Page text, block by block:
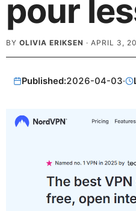
pour
BY OLIVIA ERIKSEN · APRIL 3,
Published:2026-04-03·